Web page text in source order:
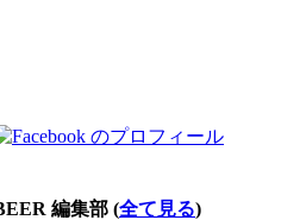
編集部 (全て見る)